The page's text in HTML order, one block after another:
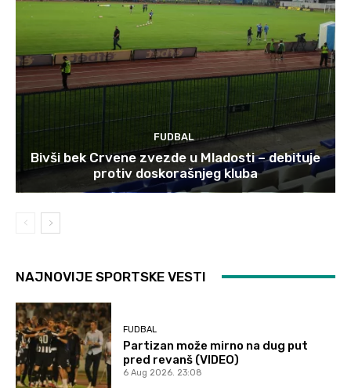
FUDBAL
Bivši bek Crvene zvezde u Mladosti – debituje
protiv doskorašnjeg kluba
NAJNOVIJE SPORTSKE VESTI
FUDBAL
Partizan može mirno na dug put
pred revanš (VIDEO)
6 Aug 2026. 23:08